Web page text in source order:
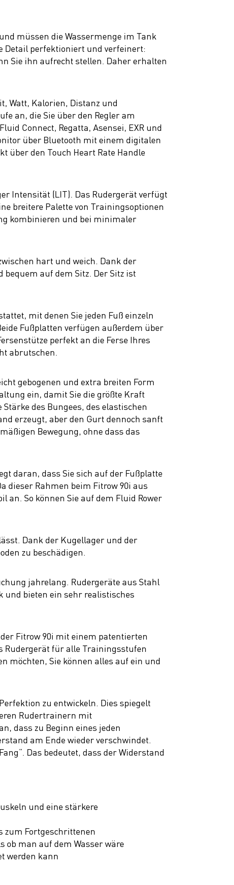
müssen die Wassermenge im Tank
Detail perfektioniert und verfeinert:
Sie ihn aufrecht stellen. Daher erhalten
Watt, Kalorien, Distanz und
an, die Sie über den Regler am
Connect, Regatta, Asensei, EXR und
über Bluetooth mit einem digitalen
über den Touch Heart Rate Handle
Intensität (LIT). Das Rudergerät verfügt
breitere Palette von Trainingsoptionen
kombinieren und bei minimaler
hart und weich. Dank der
auf dem Sitz. Der Sitz ist
mit denen Sie jeden Fuß einzeln
Fußplatten verfügen außerdem über
perfekt an die Ferse Ihres
abrutschen.
gebogenen und extra breiten Form
ein, damit Sie die größte Kraft
des Bungees, des elastischen
erzeugt, aber den Gurt dennoch sanft
Bewegung, ohne dass das
daran, dass Sie sich auf der Fußplatte
dieser Rahmen beim Fitrow 90i aus
So können Sie auf dem Fluid Rower
Dank der Kugellager und der
zu beschädigen.
jahrelang. Rudergeräte aus Stahl
und bieten ein sehr realistisches
Fitrow 90i mit einem patentierten
Rudergerät für alle Trainingsstufen
möchten, Sie können alles auf ein und
zu entwickeln. Dies spiegelt
Rudertrainern mit
dass zu Beginn eines jeden
am Ende wieder verschwindet.
Das bedeutet, dass der Widerstand
und eine stärkere
zum Fortgeschrittenen
ob man auf dem Wasser wäre
werden kann